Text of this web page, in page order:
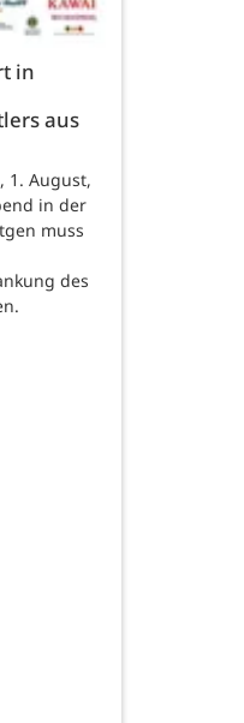
in
aus
1. August,
in der
muss
des